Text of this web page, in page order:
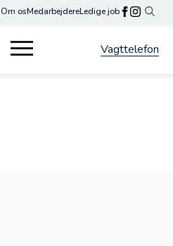
Om osMedarbejdereLedige job
for:
Vagttelefon